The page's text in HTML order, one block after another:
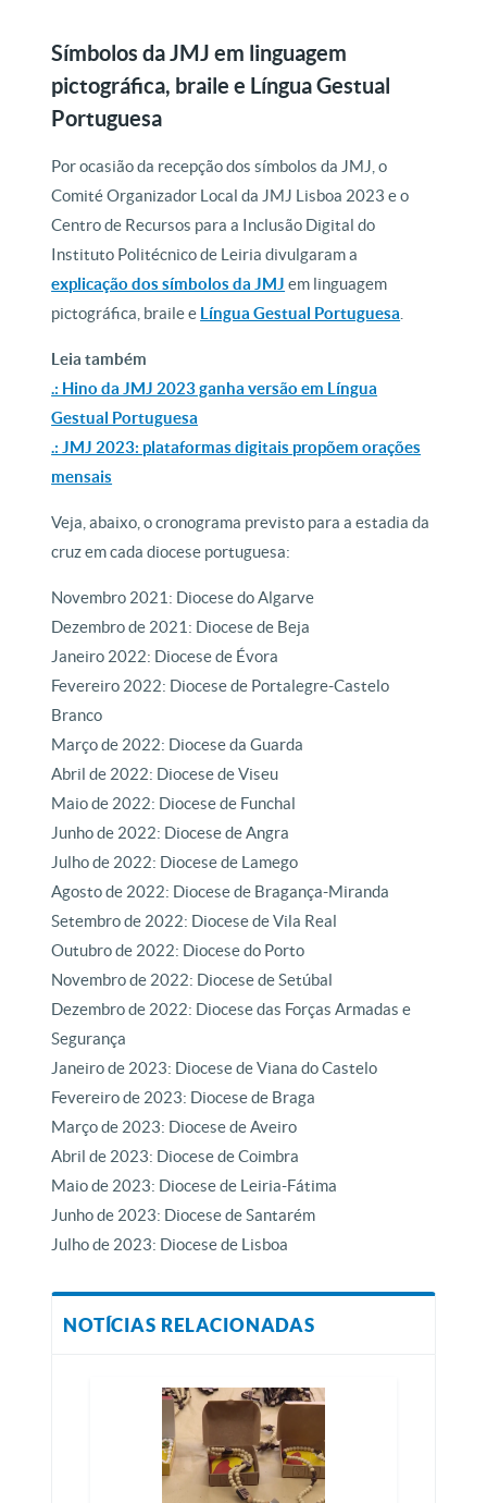
Símbolos da JMJ em linguagem
pictográfica, braile e Língua Gestual
Portuguesa
Por ocasião da recepção dos símbolos da JMJ, o
Comité Organizador Local da JMJ Lisboa 2023 e o
Centro de Recursos para a Inclusão Digital do
Instituto Politécnico de Leiria divulgaram a
explicação dos símbolos da JMJ em linguagem
pictográfica, braile e Língua Gestual Portuguesa
Leia também
.: Hino da JMJ 2023 ganha versão em Língua
Gestual Portuguesa
.: JMJ 2023: plataformas digitais propõem orações
mensais
Veja, abaixo, o cronograma previsto para a estadia da
cruz em cada diocese portuguesa:
Novembro 2021: Diocese do Algarve
Dezembro de 2021: Diocese de Beja
Janeiro 2022: Diocese de Évora
Fevereiro 2022: Diocese de Portalegre-Castelo
Branco
Março de 2022: Diocese da Guarda
Abril de 2022: Diocese de Viseu
Maio de 2022: Diocese de Funchal
Junho de 2022: Diocese de Angra
Julho de 2022: Diocese de Lamego
Agosto de 2022: Diocese de Bragança-Miranda
Setembro de 2022: Diocese de Vila Real
Outubro de 2022: Diocese do Porto
Novembro de 2022: Diocese de Setúbal
Dezembro de 2022: Diocese das Forças Armadas e
Segurança
Janeiro de 2023: Diocese de Viana do Castelo
Fevereiro de 2023: Diocese de Braga
Março de 2023: Diocese de Aveiro
Abril de 2023: Diocese de Coimbra
Maio de 2023: Diocese de Leiria-Fátima
Junho de 2023: Diocese de Santarém
Julho de 2023: Diocese de Lisboa
NOTÍCIAS RELACIONADAS